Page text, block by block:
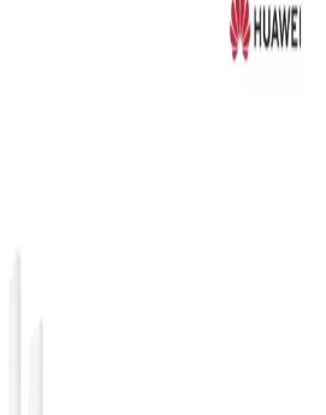
Wi-Fi 6 teknolojisiyle yüksek hız ve
kolay kurulum ve güvenlik özellikleriyle
detaylar sunuyoruz. Güncel